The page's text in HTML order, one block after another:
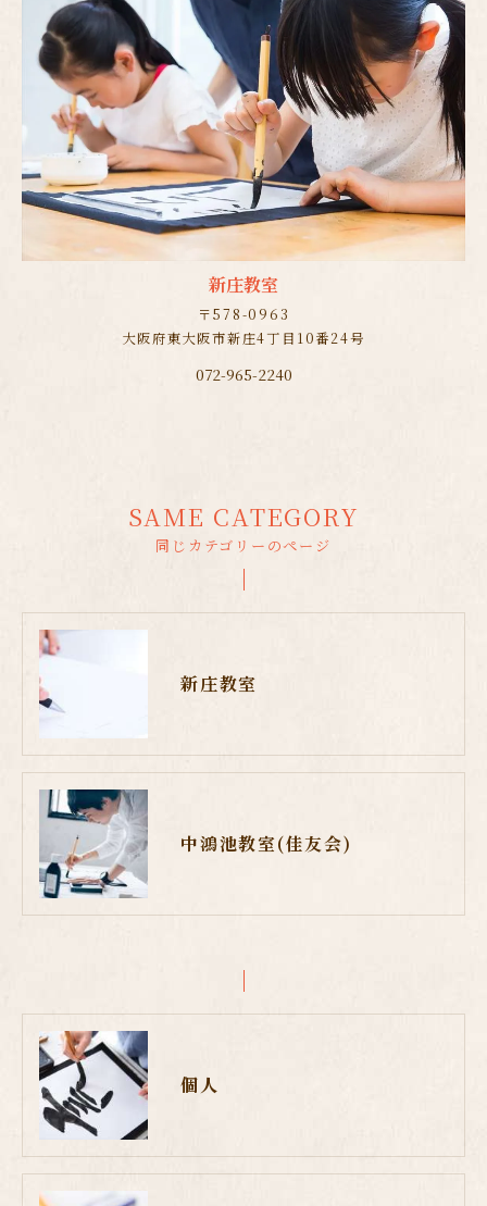
新庄教室
〒578-0963
大阪府東大阪市新庄4丁目10番24号
072-965-2240
同じカテゴリーのページ
SAME CATEGORY
新庄教室
中鴻池教室(佳友会)
個人